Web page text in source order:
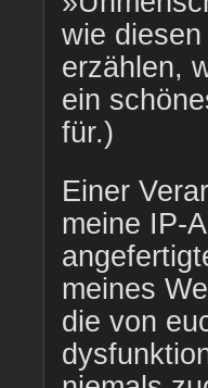
wie
erzählen,
ein
für.)
Einer
meine IP-
meines
die von